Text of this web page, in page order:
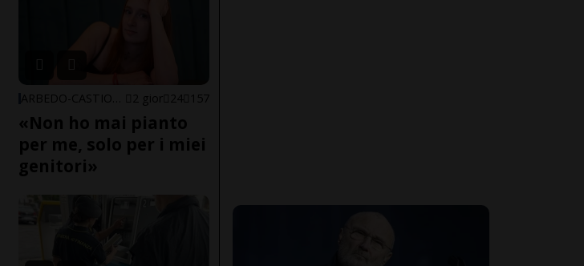
2 gior 24 157
«Non ho mai pianto
per me, solo per i miei
genitori»